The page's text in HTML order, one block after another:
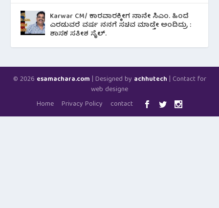
Karwar CM/ ಕಾರವಾರಕ್ಕೀಗ ನಾನೇ ಸಿಎಂ. ಹಿಂದೆ
ಎರಡುವರೆ ವರ್ಷ ನನಗೆ ಸಚಿವ ಮಾಡ್ತೇ ಅಂದಿದ್ರು :
ಶಾಸಕ ಸತೀಶ ಸೈಲ್.
© 2026 esamachara.com | Designed by achhutech | Contact for
web designe
Home
Privacy Policy contact